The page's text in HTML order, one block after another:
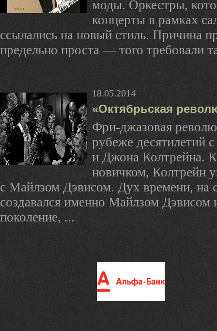
моды. Оркестры,
концерты в рамках
ссылались на новый стиль. Причина
предельно проста — того требовали
18.05.2014
«Октябрьская
Фри-джазовая
рубеже десятилетий
и Джона Колтрейна.
новичком, Колтрейн
с Майлзом Дэвисом. Дух времени, на
создавался именно Майлзом Дэвисом
поколение, ...